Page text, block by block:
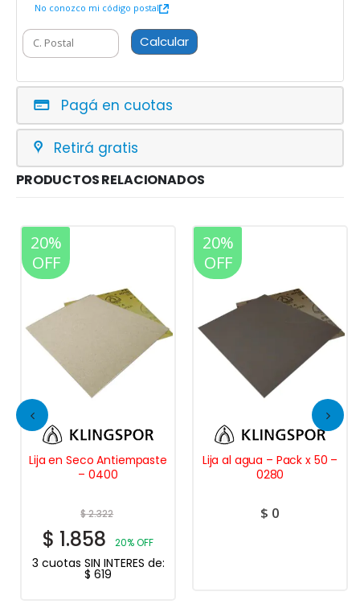
No conozco mi código postal
Calcular
Pagá en cuotas
Retirá gratis
PRODUCTOS RELACIONADOS
20%
OFF
Lija en Seco Antiempaste
– 0400
$2.322
$ 1.858 20% OFF
3 cuotas SIN INTERES de:
$ 619
20%
OFF
Lija al agua – Pack x 50 –
0280
$ 0